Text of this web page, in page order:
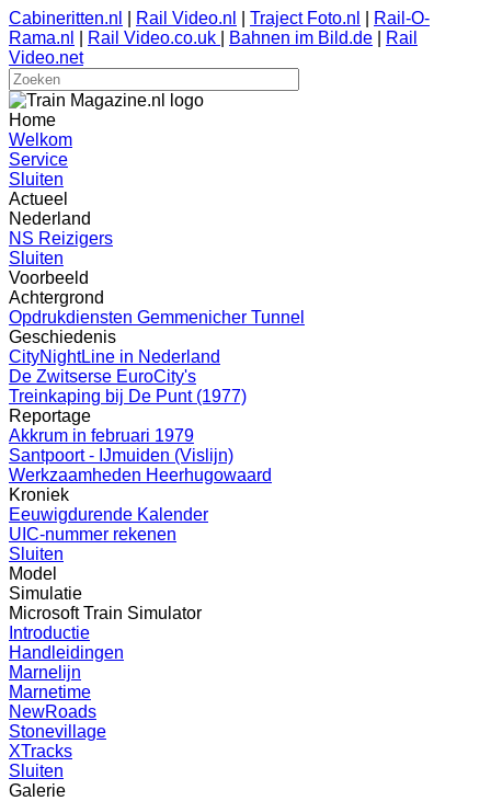
Cabineritten.nl Rail Video.nl Traject Foto.nl
Rail-O-
Rama.nl
Rail Video.co.uk Bahnen im Bild.de
Rail
Video.net
Home
Welkom
Service
Sluiten
Actueel
Nederland
NS Reizigers
Sluiten
Voorbeeld
Achtergrond
Opdrukdiensten Gemmenicher Tunnel
Geschiedenis
CityNightLine in Nederland
De Zwitserse EuroCity's
Treinkaping bij De Punt (1977)
Reportage
Akkrum in februari 1979
Santpoort - IJmuiden (Vislijn)
Werkzaamheden Heerhugowaard
Kroniek
Eeuwigdurende Kalender
UIC-nummer rekenen
Sluiten
Model
Simulatie
Microsoft Train Simulator
Introductie
Handleidingen
Marnelijn
Marnetime
NewRoads
Stonevillage
XTracks
Sluiten
Galerie